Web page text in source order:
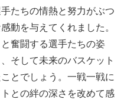
たちの情熱と努力がぶつ
動を与えてくれました。
奮闘する選手たちの姿
そして未来のバスケット
とでしょう。一戦一戦に
との絆の深さを改めて感